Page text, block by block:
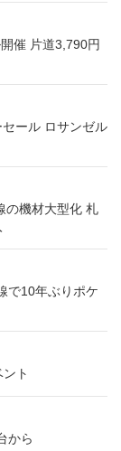
催 片道3,790円
ール ロサンゼル
の機材大型化 札
で10年ぶりポケ
ト
から